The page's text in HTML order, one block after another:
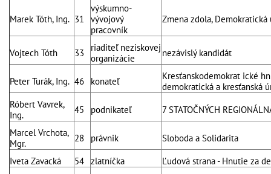
Marek Tóth, Ing. 31
výskumno-
vývojový
pracovník
Zmena zdola, Demokratická
Vojtech Tóth 33
riaditeľ neziskovej
organizácie
nezávislý kandidát
Peter Turák, Ing. 46 konateľ
Kresťanskodemokrat ické
demokratická a kresťanská
Róbert Vavrek,
Ing.
45 podnikateľ
7 STATOČNÝCH
Marcel Vrchota,
Mgr.
28 právnik
Sloboda a Solidarita
Iveta Zavacká
54 zlatníčka
Ľudová strana - Hnutie za